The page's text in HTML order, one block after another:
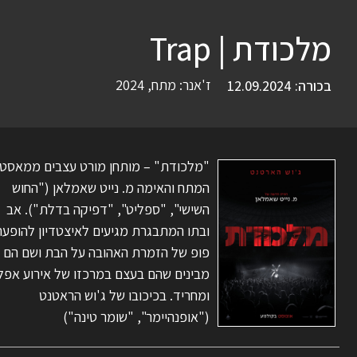
מלכודת | Trap
בכורה: 12.09.2024 ז'אנר: מתח,
2024
"מלכודת" – מותחן מורט עצבים
המתח והאימה מ. נייט שאמלאן ("החוש
השישי", "ספליט", "דפיקה בדלת"). אב
ובתו המתבגרת מגיעים לאיצטדיון
פופ של הזמרת האהובה על הבת ושם הם
מבינים שהם בעצם במרכזו של אירוע
ומחריד. בכיכובו של ג'וש הראטנט
("אופנהיימר", "שומר טינה")